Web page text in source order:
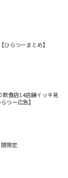
らつーまとめ】
飲食店14店舗イッキ見
つー広告】
限定